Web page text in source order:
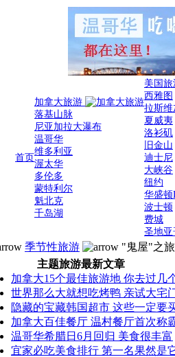
首页
加拿大旅游
落基山脉
尼亚加拉大瀑布
温哥华
维多利亚
渥太华
多伦多
蒙特利尔
魁北克
千岛湖
美国
西雅图
拉斯维
夏威夷
洛衫矶
旧金山
迪士尼
大峡谷
纽约
华盛顿
波士顿
费城
圣地亚
季节性旅游
"鬼屋"之旅
主题旅游最新文章
加拿大15个最佳旅游地 你去过几
世界那么大就想吃烤鸭 亲试大宅
隐藏的宝藏韩国超市 这些一定要
加拿大百佳餐厅 温村餐厅首次称
温哥华希腊日6月回归 美食很丰富
宜家必吃美食排行 第一名果然是